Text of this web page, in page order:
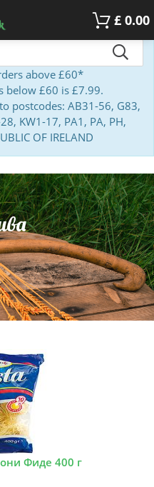
£ 0.00
above £60*
below £60 is £7.99.
postcodes: AB31-56, G83,
KW1-17, PA1, PA, PH,
OF IRELAND
Фиде 400 г